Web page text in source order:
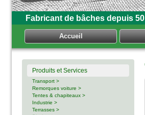
Fabricant de bâches depuis
Accueil
Produits et Services
Transport >
Remorques voiture >
Tentes & chapiteaux >
Industrie >
Terrasses >